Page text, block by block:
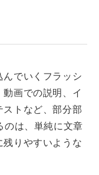
んでいくフラッシ
画での説明、イ
ストなど、部分部
のは、単純に文章
残りやすいような